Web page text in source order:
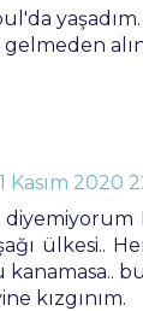
1 Kasım 2020
ülkesi..
kızgınım.